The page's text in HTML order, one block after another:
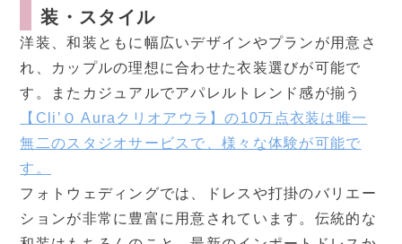
装・スタイル
洋装、和装ともに幅広いデザインやプランが用意さ
れ、カップルの理想に合わせた衣装選びが可能で
す。またカジュアルでアパレルトレンド感が揃う
【Cli’Ｏ Auraクリオアウラ】の10万点衣装は唯一
無二のスタジオサービスで、様々な体験が可能で
す。
フォトウェディングでは、ドレスや打掛のバリエー
ションが非常に豊富に用意されています。伝統的な